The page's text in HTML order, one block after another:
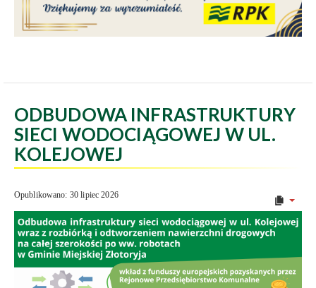
ODBUDOWA INFRASTRUKTURY
SIECI WODOCIĄGOWEJ W UL.
KOLEJOWEJ
Opublikowano: 30 lipiec 2026